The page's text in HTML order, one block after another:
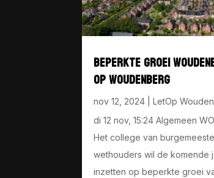
BEPERKTE GROEI
OP WOUDENBERG
nov 12, 2024 |LetOp
di 12 nov, 15:24 Algemeen
Het college van
wethouders wil de komende
inzetten op beperkte groei